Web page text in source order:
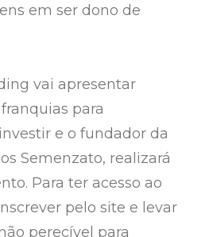
em ser dono de
vai apresentar
para
e o fundador da
Semenzato, realizará
Para ter acesso ao
pelo site e levar
perecível para